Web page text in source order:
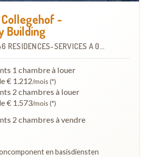
-
Building
RÉSIDENCES-SERVICES À 0.8 KM
1 chambre à louer
€ 1.212/mois (*)
2 chambres à louer
€ 1.573/mois (*)
2 chambres à vendre
en basisdiensten